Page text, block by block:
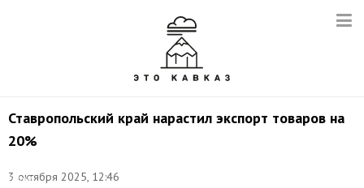
Ставропольский край нарастил экспорт товаров на
20%
3 октября 2025, 12:46
Данил